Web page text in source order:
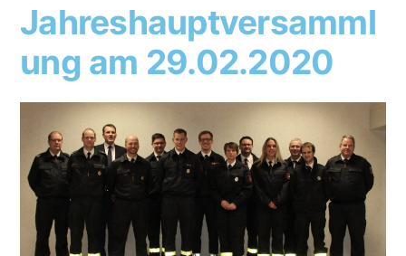
Jahreshauptversamml
ung am 29.02.2020